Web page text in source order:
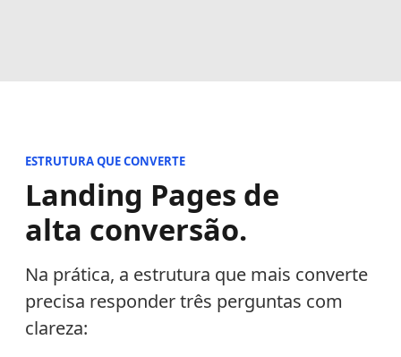
ESTRUTURA QUE CONVERTE
Landing Pages de
alta conversão.
Na prática, a estrutura que mais converte
precisa responder três perguntas com
clareza: